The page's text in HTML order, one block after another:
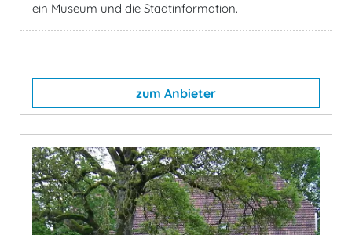
ein Museum und die Stadtinformation.
zum Anbieter